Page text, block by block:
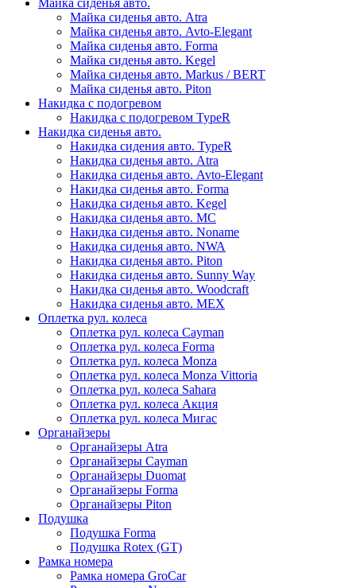
Майка сиденья авто.
Майка сиденья авто. Atra
Майка сиденья авто. Avto-Elegant
Майка сиденья авто. Forma
Майка сиденья авто. Kegel
Майка сиденья авто. Markus / BERT
Майка сиденья авто. Piton
Накидка с подогревом
Накидка с подогревом TypeR
Накидка сиденья авто.
Накидка сидения авто. TypeR
Накидка сиденья авто. Atra
Накидка сиденья авто. Avto-Elegant
Накидка сиденья авто. Forma
Накидка сиденья авто. Kegel
Накидка сиденья авто. MC
Накидка сиденья авто. Noname
Накидка сиденья авто. NWA
Накидка сиденья авто. Piton
Накидка сиденья авто. Sunny Way
Накидка сиденья авто. Woodcraft
Накидка сиденья авто. МЕХ
Оплетка рул. колеса
Оплетка рул. колеса Cayman
Оплетка рул. колеса Forma
Оплетка рул. колеса Monza
Оплетка рул. колеса Monza Vittoria
Оплетка рул. колеса Sahara
Оплетка рул. колеса Акция
Оплетка рул. колеса Мигас
Органайзеры
Органайзеры Atra
Органайзеры Cayman
Органайзеры Duomat
Органайзеры Forma
Органайзеры Piton
Подушка
Подушка Forma
Подушка Rotex (GT)
Рамка номера
Рамка номера GroCar